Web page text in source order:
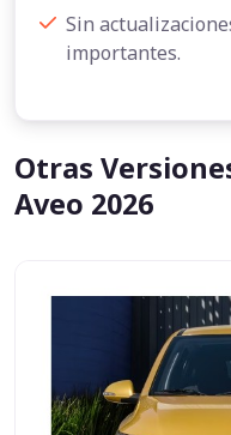
Sin
importantes.
Otras
Aveo 2026